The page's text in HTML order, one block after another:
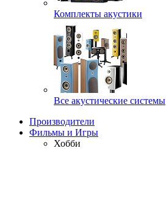
Комплекты акустики
Все акустические системы
Производители
Фильмы и Игры
Хобби